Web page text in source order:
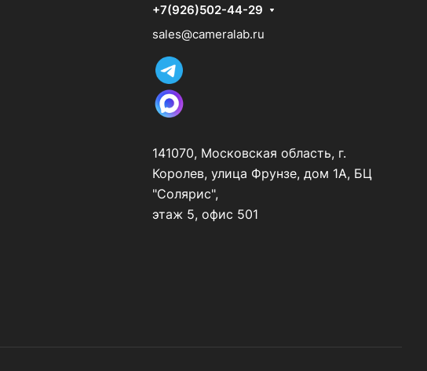
+7(926)502-44-29
sales@cameralab.ru
141070, Московская область, г.
Королев, улица Фрунзе, дом 1А, БЦ
"Солярис",
этаж 5, офис 501